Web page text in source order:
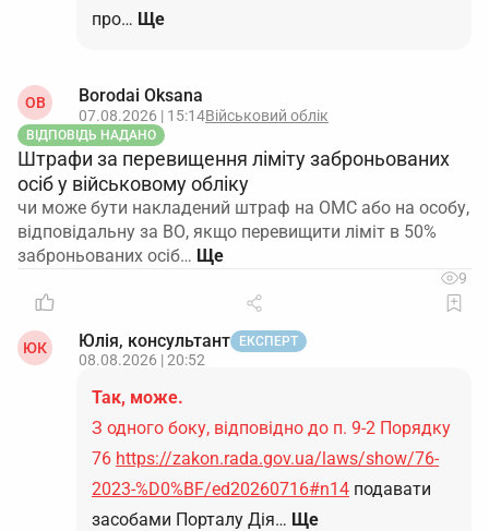
про… Ще
OB Borodai Oksana
07.08.2026 | 15:14Військовий облік
ВІДПОВІДЬ НАДАНО
Штрафи за перевищення ліміту заброньованих
осіб у військовому обліку
чи може бути накладений штраф на ОМС або на особу,
відповідальну за ВО, якщо перевищити ліміт в 50%
заброньованих осіб…
9
ЮК Юлія, консультант ЕКСПЕРТ
08.08.2026 | 20:52
Так, може.
З одного боку, відповідно до п. 9-2 Порядку
76 https://zakon.rada.gov.ua/laws/show/76-
2023-%D0%BF/ed20260716#n14 подавати
засобами Порталу Дія… Ще